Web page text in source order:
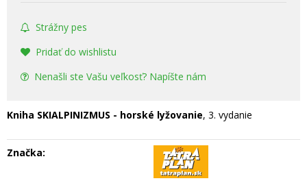
Strážny pes
Pridať do wishlistu
Nenašli ste Vašu veľkosť? Napíšte nám
Kniha SKIALPINIZMUS - horské lyžovanie, 3. vydanie
Značka: